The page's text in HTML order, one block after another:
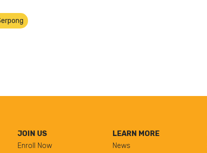
JOIN US
Enroll Now
LEARN MORE
News